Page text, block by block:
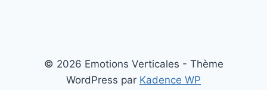
© 2026 Emotions Verticales - Thème
WordPress par Kadence WP